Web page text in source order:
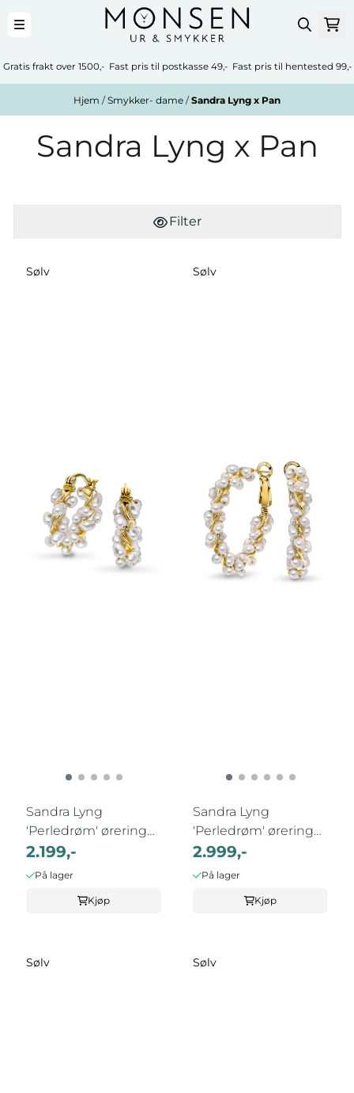
Gratis frakt over 1500,- Fast pris til postkasse 49,- Fast pris til hentested 99,-
Hjem /Smykker- dame /Sandra Lyng x Pan
Sandra Lyng x Pan
Filter
Sølv
Sandra Lyng
'Perledrøm' øreringer
i sølv med ...
2.199,-
På lager
Kjøp
Sølv
Sandra Lyng
'Perledrøm' øreringer
i sølv med ...
2.999,-
På lager
Kjøp
Sølv Sølv